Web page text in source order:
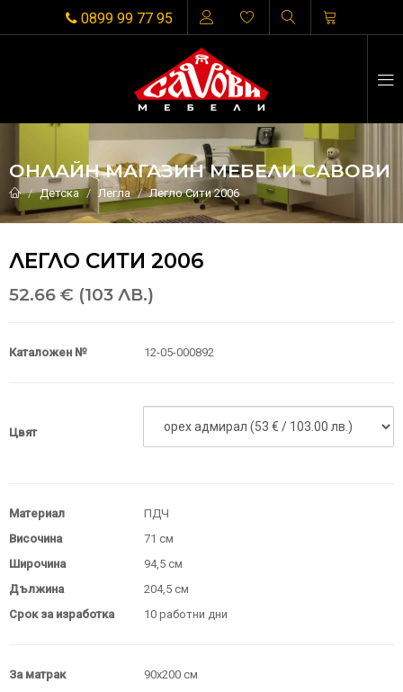
0899 99 77 95
ОНЛАЙН МАГАЗИН МЕБЕЛИ САВОВИ
Детска Легла Легло Сити 2006
ЛЕГЛО СИТИ 2006
52.66 € (103 ЛВ.)
Каталожен № 12-05-000892
Цвят
Материал
ПДЧ
Височина
71 см
Широчина
94,5 см
Дължина
204,5 см
Срок за изработка
10 работни дни
За матрак
90х200 см